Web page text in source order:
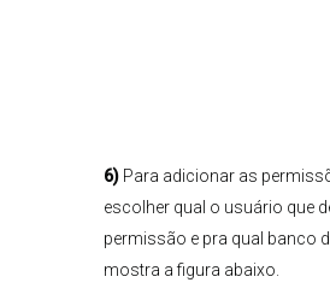
6) Para adicionar as
escolher qual o usuário que
permissão e pra qual banco
mostra a figura abaixo.